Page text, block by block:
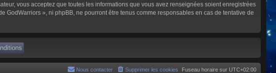
vous acceptez que toutes les informations que vous avez renseignées soient enregistrées
», ni phpBB, ne pourront être tenus comme responsables en cas de tentative de
Fuseau horaire sur UTC+02:00
Supprimer les cookies
Nous contacter